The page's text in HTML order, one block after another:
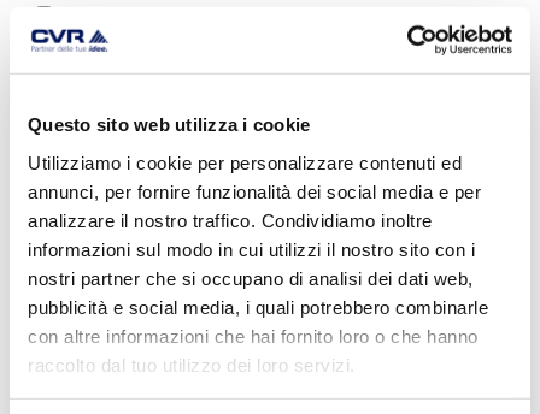
Questo sito web utilizza i cookie
Utilizziamo i cookie per personalizzare contenuti ed
annunci, per fornire funzionalità dei social media e per
analizzare il nostro traffico. Condividiamo inoltre
informazioni sul modo in cui utilizzi il nostro sito con i
nostri partner che si occupano di analisi dei dati web,
pubblicità e social media, i quali potrebbero combinarle
con altre informazioni che hai fornito loro o che hanno
raccolto dal tuo utilizzo dei loro servizi.
strutturale
isolante
legante
legante per
leggero
livellare murature
macroporoso
malta
malta di
allettamento
malta fine
massetto
minerale